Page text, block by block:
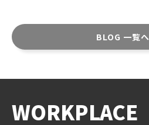
BLOG 一覧
WORKPLACE